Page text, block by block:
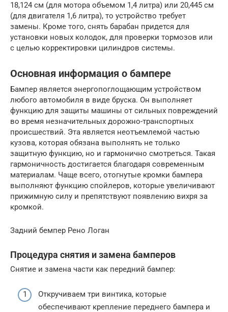
18,124 см (для мотора объемом 1,4 литра) или 20,445 см
(для двигателя 1,6 литра), то устройство требует
замены. Кроме того, снять барабан придется для
установки новых колодок, для проверки тормозов или
с целью корректировки цилиндров системы.
Основная информация о бампере
Бампер является энергопоглощающим устройством
любого автомобиля в виде бруска. Он выполняет
функцию для защиты машины от сильных повреждений
во время незначительных дорожно-транспортных
происшествий. Эта является неотъемлемой частью
кузова, которая обязана выполнять не только
защитную функцию, но и гармонично смотреться. Такая
гармоничность достигается благодаря современным
материалам. Чаще всего, отогнутые кромки бампера
выполняют функцию спойлеров, которые увеличивают
прижимную силу и препятствуют появлению вихря за
кромкой.
Задний бемпер Рено Логан
Процедура снятия и замена бамперов
Cнятие и замена части как передний бампер:
Откручиваем три винтика, которые
обеспечивают крепление переднего бампера и